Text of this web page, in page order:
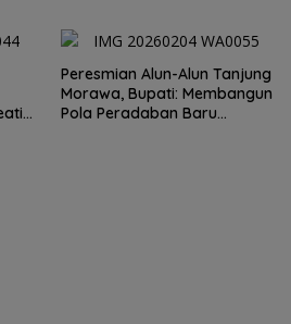
Peresmian Alun-Alun Tanjung
Morawa, Bupati: Membangun
Pola Peradaban Baru